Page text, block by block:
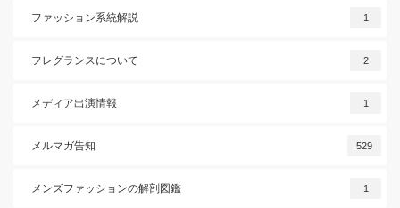
ファッション系統解説 1
フレグランスについて 2
メディア出演情報 1
メルマガ告知 529
メンズファッションの解剖図鑑 1